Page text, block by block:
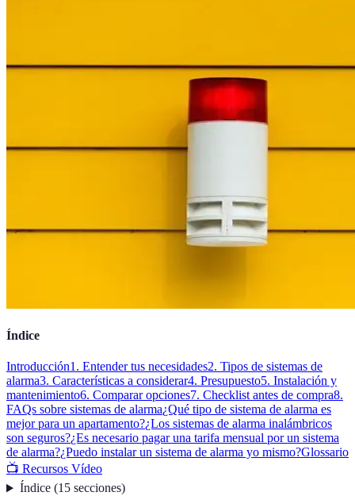
Índice
Introducción1. Entender tus necesidades2. Tipos de sistemas de
alarma3. Características a considerar4. Presupuesto5. Instalación y
mantenimiento6. Comparar opciones7. Checklist antes de compra8.
FAQs sobre sistemas de alarma¿Qué tipo de sistema de alarma es
mejor para un apartamento?¿Los sistemas de alarma inalámbricos
son seguros?¿Es necesario pagar una tarifa mensual por un sistema
de alarma?¿Puedo instalar un sistema de alarma yo mismo?Glossario
📺 Recursos Vídeo
Índice(15 secciones)